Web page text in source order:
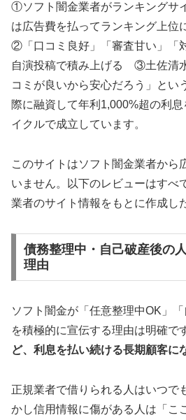
①ソフト闇金業者がランキングサ
は広告費を払ってランキング上
②「口コミ良好」「審査甘い」「
自演投稿で積み上げる ③土佐清
コミが良いから安心だろう」と
際に融資して年利1,000%超の利
イクルで成立しています。
このサイトはソフト闇金業者から
いません。以下のレビューはすべ
業者のサイト情報をもとに作成し
債務整理中・自己破産後の
理由
ソフト闇金が「任意整理中OK」「
を積極的に宣伝する理由は明確で
ど、利息を払い続ける長期顧客に
正規業者で借りられる人はいつで
かし信用情報に傷がある人は「こ